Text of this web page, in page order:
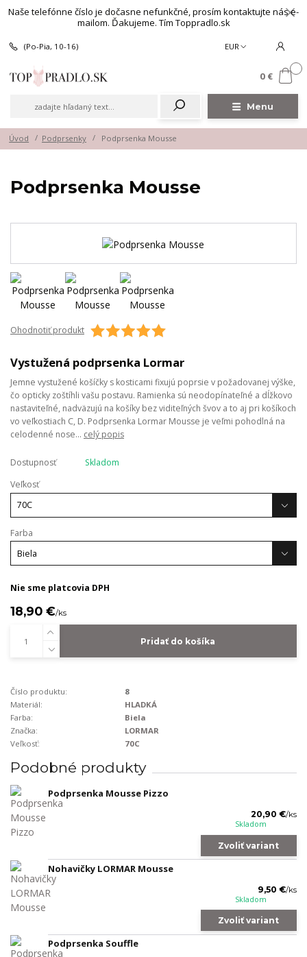
Naše telefónne číslo je dočasne nefunkčné, prosím kontaktujte nás e-
mailom. Ďakujeme. Tím Toppradlo.sk
Menu
EUR
(Po-Pia, 10-16)
0 €
Úvod Podprsenky Podprsenka Mousse
Podprsenka Mousse
Ohodnotiť produkt
Vystužená podprsenka Lormar
Jemne vystužené košíčky s kosticami fixujú poprsie v požadovanej výške,
čo opticky zoštíhli vašu postavu. Ramienka sú neodopínateľné a dĺžkovo
nastaviteľné, nadväzujú na košíky bez viditeľných švov a to aj pri košíkoch
vo veľkostiach C, D. Podprsenka Lormar Mousse je veľmi pohodlná na
celodenné nose... celý popis
Dostupnosť
Skladom
Veľkosť
Farba
Nie sme platcovia DPH
18,90 €/ks
Pridať do košíka
Číslo produktu:
8
Materiál:
HLADKÁ
Farba:
Biela
Značka:
LORMAR
Veľkosť:
70C
Podobné produkty
Podprsenka Mousse Pizzo
20,90 €/ks
Skladom
Zvoliť variant
Nohavičky LORMAR Mousse
9,50 €/ks
Skladom
Zvoliť variant
Podprsenka Souffle